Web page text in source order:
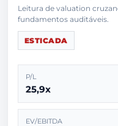
Leitura de valuation
ESTICADA
P/L
25,9x
EV/EBITDA